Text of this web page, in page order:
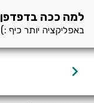
למה ככה
באפליקציה יותר כיף :)
keyboard_arrow_right